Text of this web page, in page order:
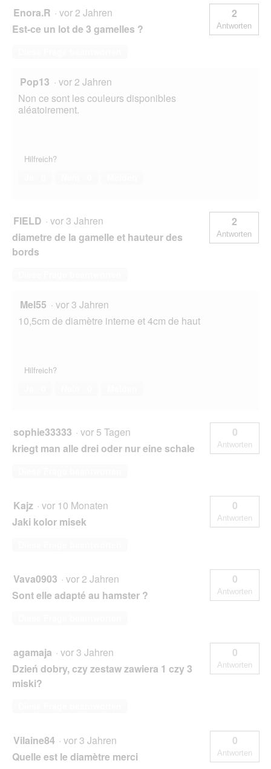
Enora.R · vor 2 Jahren
Est-ce un lot de 3 gamelles ?
2
Antworten
Pop13 · vor 2 Jahren
Non ce sont les couleurs disponibles
aléatoirement.
Hilfreich?
FIELD · vor 3 Jahren
diametre de la gamelle et hauteur des
bords
2
Antworten
Mel55 · vor 3 Jahren
10,5cm de diamètre interne et 4cm de haut
Hilfreich?
sophie33333 · vor 5 Tagen
kriegt man alle drei oder nur eine schale
0
Antworten
Kajz · vor 10 Monaten
Jaki kolor misek
0
Antworten
Vava0903 · vor 2 Jahren
Sont elle adapté au hamster ?
0
Antworten
agamaja · vor 3 Jahren
Dzień dobry, czy zestaw zawiera 1 czy 3
miski?
0
Antworten
Vilaine84 · vor 3 Jahren
Quelle est le diamètre merci
0
Antworten